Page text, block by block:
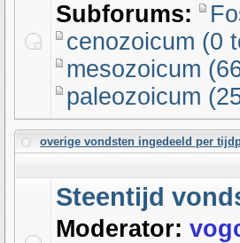
Subforums:
cenozoicum (0
mesozoicum
paleozoicum
overige vondsten ingedeeld per
Steentijd
Moderator: